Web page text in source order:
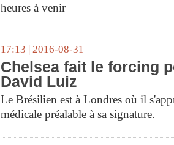
heures à venir
17:13 | 2016-08-31
Chelsea fait le forcing
David Luiz
Le Brésilien est à Londres où il
médicale préalable à sa signature.